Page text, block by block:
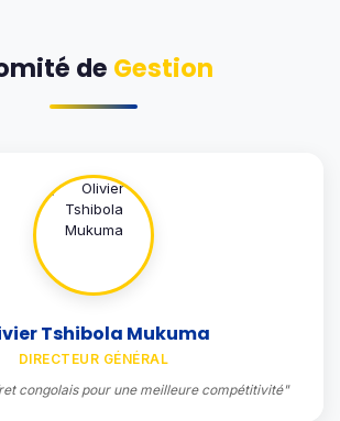
de Gestion
Tshibola Mukuma
DIRECTEUR GÉNÉRAL
congolais pour une meilleure compétitivité"